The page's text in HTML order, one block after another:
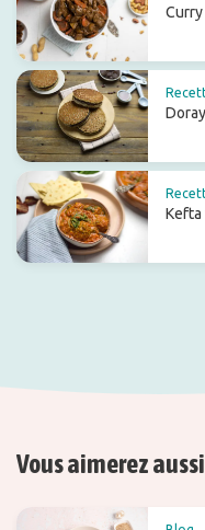
Curry
Kefta
Vous aimerez aussi